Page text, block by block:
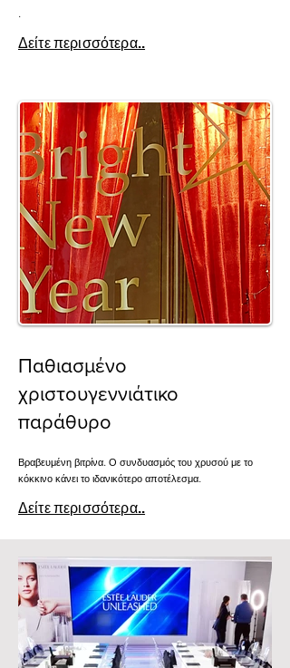
.
Δείτε περισσότερα..
Παθιασμένο
χριστουγεννιάτικο
παράθυρο
Βραβευμένη βιτρίνα. Ο συνδυασμός του χρυσού με το
κόκκινο κάνει το ιδανικότερο αποτέλεσμα.
Δείτε περισσότερα..